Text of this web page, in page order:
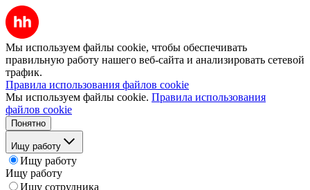
Мы используем файлы cookie, чтобы обеспечивать
правильную работу нашего веб-сайта и анализировать сетевой
трафик.
Правила использования файлов cookie
Мы используем файлы cookie. Правила использования
файлов cookie
Понятно
Ищу работу
Ищу работу
Ищу работу
Ищу сотрудника